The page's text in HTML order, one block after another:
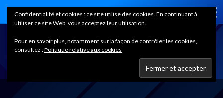
Home
Confidentialité et cookies : ce site utilise des cookies. En continuant à
utiliser ce site Web, vous acceptez leur utilisation.
Pour en savoir plus, notamment sur la façon de contrôler les cookies,
consultez :Politique relative aux cookies